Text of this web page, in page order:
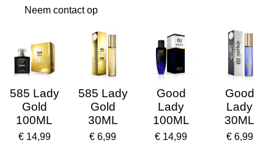
Neem contact op
585 Lady
Gold
100ML
€ 14,99
585 Lady
Gold
30ML
€ 6,99
Good
Lady
100ML
€ 14,99
Good
Lady
30ML
€ 6,99